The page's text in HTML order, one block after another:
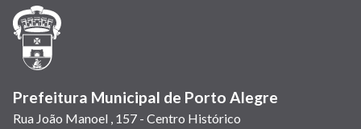
janela)
Prefeitura Municipal de Porto Alegre
Rua João Manoel , 157 - Centro Histórico